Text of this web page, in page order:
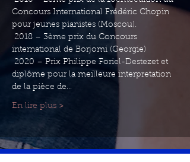
Concours International Frédéric Chopin
pour jeunes pianistes (Moscou).
international de Borjomi (Georgie)
diplôme pour la meilleure interpretation
de la pièce de…
En lire plus >